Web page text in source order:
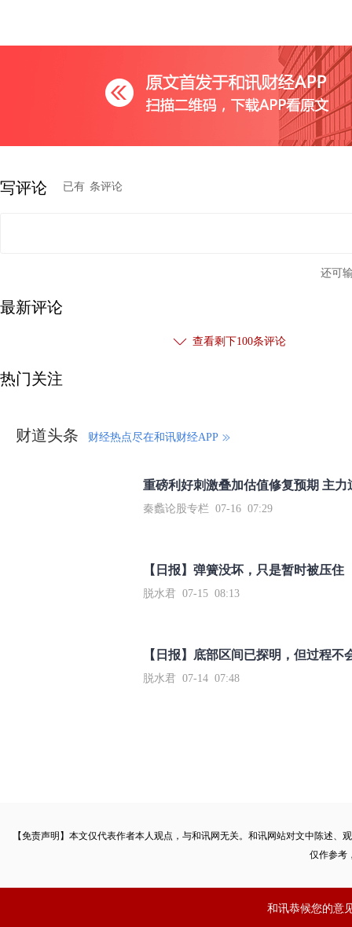
写评论 已有 条评论
还可
最新评论
查看剩下100条评论
热门关注
财道头条 财经热点尽在和讯财经APP
秦蠡论股专栏 07-16 07:29
【日报】弹簧没坏，只是暂时被压住
脱水君 07-15 08:13
【日报】底部区间已探明，但过程不
脱水君 07-14 07:48
【免责声明】本文仅代表作者本人观点，与和讯网无关。和讯网站对文中陈述
仅作参考
和讯恭候您的意